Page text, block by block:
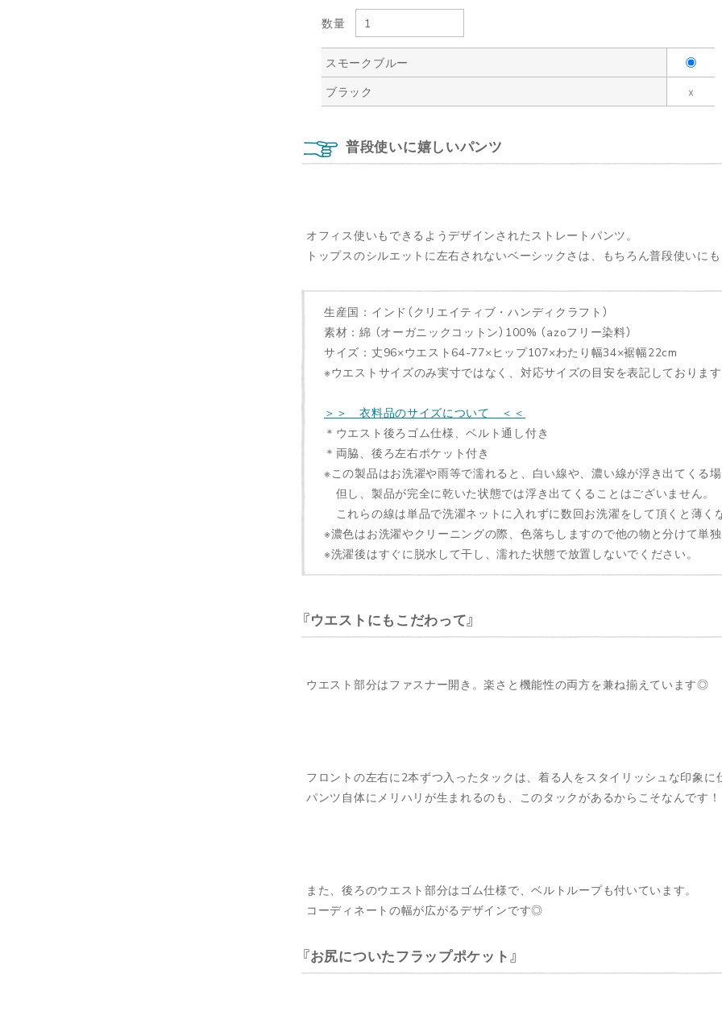
数量
スモークブルー
ブラック
普段使いに嬉しいパンツ
オフィス使いもできるようデザインされたストレートパンツ。
トップスのシルエットに左右されないベーシックさは、もちろん普段使いに
生産国：インド（クリエイティブ・ハンディクラフト）
素材：綿 （オーガニックコットン）100% （azoフリー染料）
サイズ：丈96×ウエスト64-77×ヒップ107×わたり幅34×裾幅22cm
※ウエストサイズのみ実寸ではなく、対応サイズの目安を表記しておりま
＞＞ 衣料品のサイズについて ＜＜
＊ウエスト後ろゴム仕様、ベルト通し付き
＊両脇、後ろ左右ポケット付き
※この製品はお洗濯や雨等で濡れると、白い線や、濃い線が浮き出てくる
但し、製品が完全に乾いた状態では浮き出てくることはございません。
これらの線は単品で洗濯ネットに入れずに数回お洗濯をして頂くと薄く
※濃色はお洗濯やクリーニングの際、色落ちしますので他の物と分けて単
※洗濯後はすぐに脱水して干し、濡れた状態で放置しないでください。
ウエストにもこだわって
ウエスト部分はファスナー開き。楽さと機能性の両方を兼ね揃えています◎
フロントの左右に2本ずつ入ったタックは、着る人をスタイリッシュな印象に
パンツ自体にメリハリが生まれるのも、このタックがあるからこそなんです！
また、後ろのウエスト部分はゴム仕様で、ベルトループも付いています。
コーディネートの幅が広がるデザインです◎
お尻についたフラップポケット